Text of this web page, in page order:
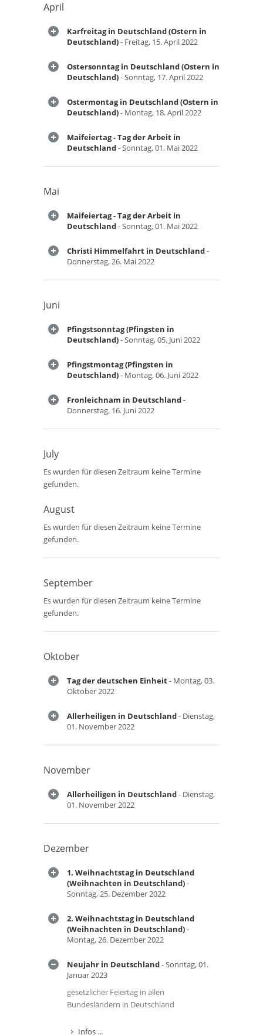
April
Karfreitag in Deutschland (Ostern in
Deutschland)- Freitag, 15. April 2022
Ostersonntag in Deutschland (Ostern in
Deutschland)- Sonntag, 17. April 2022
Ostermontag in Deutschland (Ostern in
Deutschland)- Montag, 18. April 2022
Maifeiertag - Tag der Arbeit in
Deutschland- Sonntag, 01. Mai 2022
Mai
Maifeiertag - Tag der Arbeit in
Deutschland- Sonntag, 01. Mai 2022
Christi Himmelfahrt in Deutschland-
Donnerstag, 26. Mai 2022
Juni
Pfingstsonntag (Pfingsten in
Deutschland)- Sonntag, 05. Juni 2022
Pfingstmontag (Pfingsten in
Deutschland)- Montag, 06. Juni 2022
Fronleichnam in Deutschland-
Donnerstag, 16. Juni 2022
July
Es wurden für diesen Zeitraum keine Termine
gefunden.
August
Es wurden für diesen Zeitraum keine Termine
gefunden.
September
Es wurden für diesen Zeitraum keine Termine
gefunden.
Oktober
Tag der deutschen Einheit- Montag, 03.
Oktober 2022
Allerheiligen in Deutschland- Dienstag,
01. November 2022
November
Allerheiligen in Deutschland- Dienstag,
01. November 2022
Dezember
1. Weihnachtstag in Deutschland
(Weihnachten in Deutschland)-
Sonntag, 25. Dezember 2022
2. Weihnachtstag in Deutschland
(Weihnachten in Deutschland)-
Montag, 26. Dezember 2022
Neujahr in Deutschland- Sonntag, 01.
Januar 2023
gesetzlicher Feiertag in allen
Bundesländern in Deutschland
Infos ...